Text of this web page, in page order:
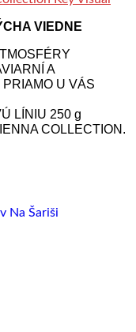
VIEDNE
A
U VÁS
LÍNIU 250 g
COLLECTION.